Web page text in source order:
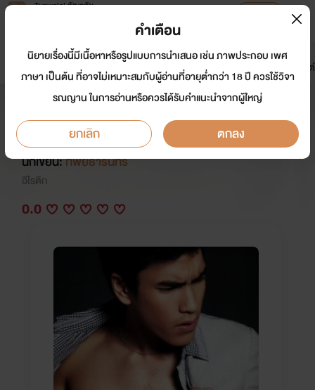
Tunwalai ธัญวลัย
หน้าแรก นิยาย อีบุ๊ก การ์ตูน
มาใหม่
ดรีมแชท ธัญลิสต์
รอยรักซาตานทมิฬ NC25++ (หื่น
โหด โฉด ใจร้าย ป่าเถื่อน) อ่านด่วน!!!
นักเขียน:ทิพย์ธารินทร์
อีโรติก
0.0
คำเตือน
นิยายเรื่องนี้มีเนื้อหาหรือรูปแบบการนำเสนอ เช่น ภาพประกอบ เพศ
ภาษา เป็นต้น ที่อาจไม่เหมาะสมกับผู้อ่านที่อายุต่ำกว่า 18 ปี ควรใช้วิจา
รณญาน ในการอ่านหรือควรได้รับคำแนะนำจากผู้ใหญ่
ยกเลิก ตกลง